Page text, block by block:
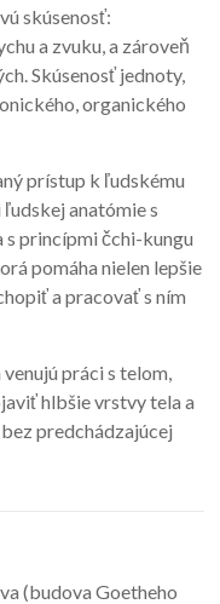
skúsenosť:
a zvuku, a zároveň
Skúsenosť jednoty,
organického
prístup k ľudskému
anatómie s
s princípmi čchi-kungu
pomáha nielen lepšie
a pracovať s ním
práci s telom,
hlbšie vrstvy tela a
predchádzajúcej
(budova Goetheho